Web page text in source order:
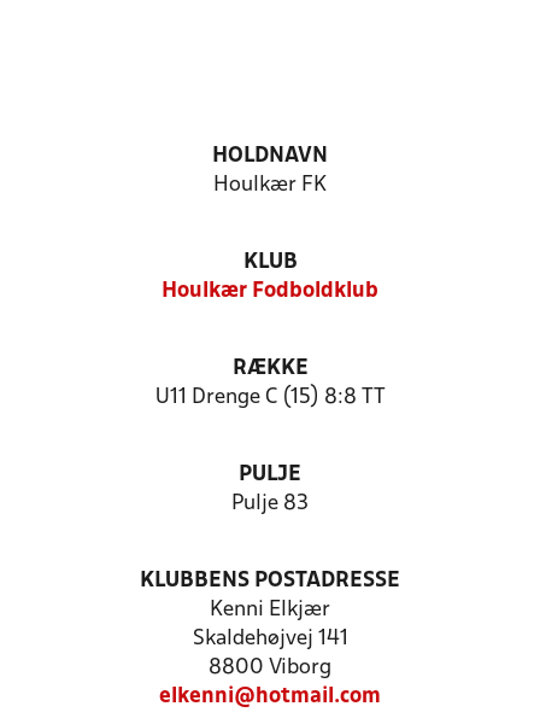
HOLDNAVN
Houlkær FK
KLUB
Houlkær Fodboldklub
RÆKKE
U11 Drenge C (15) 8:8 TT
PULJE
Pulje 83
KLUBBENS POSTADRESSE
Kenni Elkjær
Skaldehøjvej 141
8800 Viborg
elkenni@hotmail.com